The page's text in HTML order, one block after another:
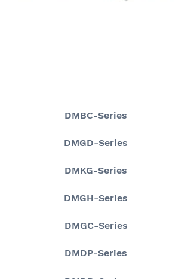
DMBC-Series
DMGD-Series
DMKG-Series
DMGH-Series
DMGC-Series
DMDP-Series